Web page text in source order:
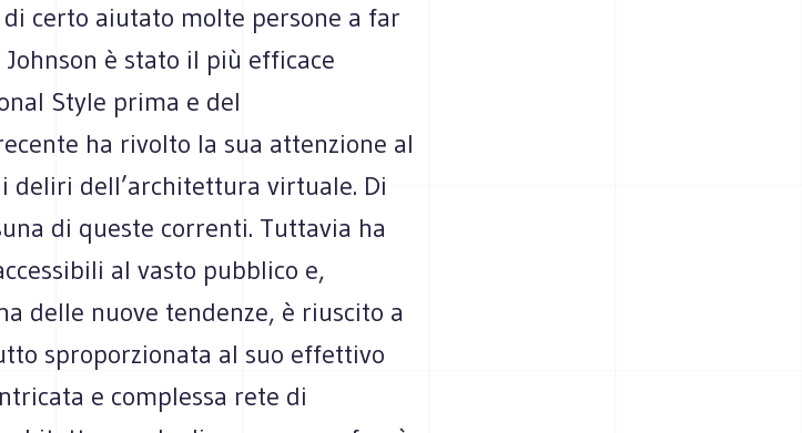
certo aiutato molte persone a far
è stato il più efficace
Style prima e del
ha rivolto la sua attenzione al
deliri dell’architettura virtuale. Di
di queste correnti. Tuttavia ha
al vasto pubblico e,
delle nuove tendenze, è riuscito a
sproporzionata al suo effettivo
e complessa rete di